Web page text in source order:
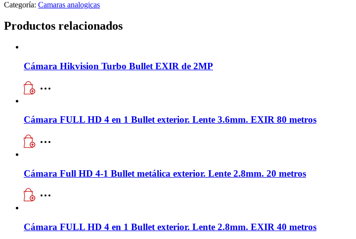
Categoría: Camaras analogicas
Productos relacionados
Cámara Hikvision Turbo Bullet EXIR de 2MP
Cámara FULL HD 4 en 1 Bullet exterior. Lente 3.6mm. EXIR 80 metros
Cámara Full HD 4-1 Bullet metálica exterior. Lente 2.8mm. 20 metros
Cámara FULL HD 4 en 1 Bullet exterior. Lente 2.8mm. EXIR 40 metros